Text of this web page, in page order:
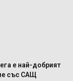
е най-добрият
със САЩ